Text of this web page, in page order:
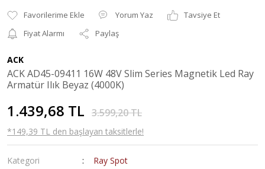
Yorum Yaz
Tavsiye Et
Fiyat Alarmı
Paylaş
ACK
ACK AD45-09411 16W 48V Slim Series Magnetik Led Ray
Armatür Ilık Beyaz (4000K)
1.439,68 TL 3.599,20 TL
*149,39 TL den başlayan taksitlerle!
Kategori
Ray Spot